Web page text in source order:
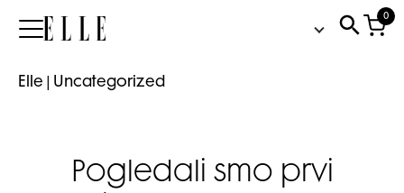
Elle
0
Elle Uncategorized
Pogledali smo prvi